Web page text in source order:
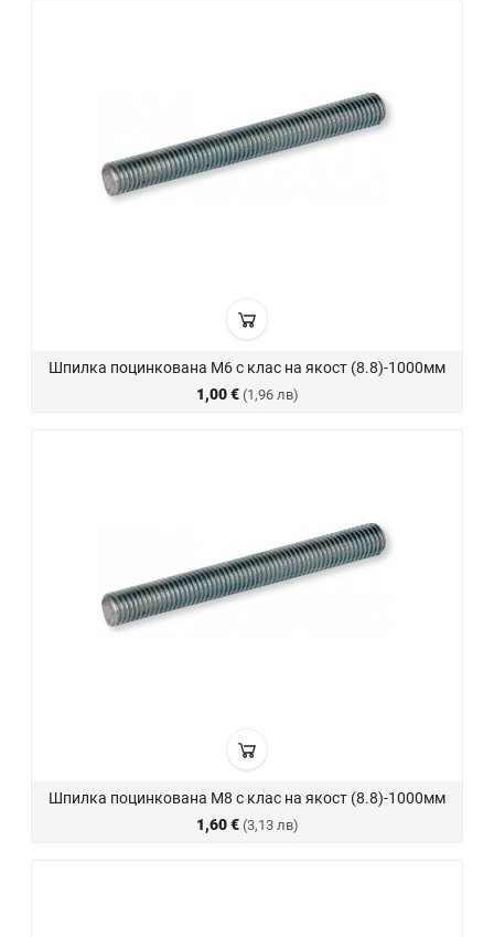
Шпилка поцинкована М6 с клас на якост (8.8)-1000мм
1,00 € (1,96 лв)
Шпилка поцинкована М8 с клас на якост (8.8)-1000мм
1,60 € (3,13 лв)